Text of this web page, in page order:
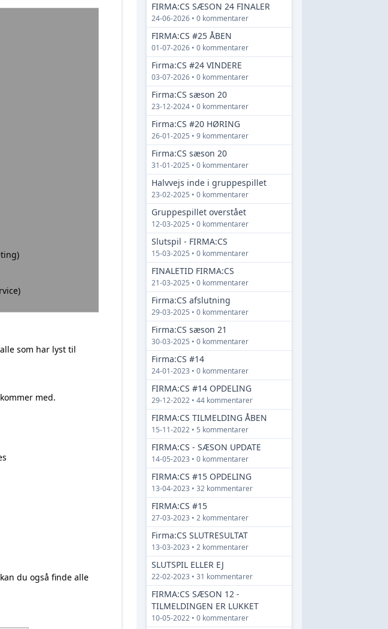
som har lyst til
med.
du også finde alle
FIRMA:CS SÆSON 24 FINALER
24-06-2026 • 0 kommentarer
FIRMA:CS #25 ÅBEN
01-07-2026 • 0 kommentarer
Firma:CS #24 VINDERE
03-07-2026 • 0 kommentarer
Firma:CS sæson 20
23-12-2024 • 0 kommentarer
Firma:CS #20 HØRING
26-01-2025 • 9 kommentarer
Firma:CS sæson 20
31-01-2025 • 0 kommentarer
Halvvejs inde i gruppespillet
23-02-2025 • 0 kommentarer
Gruppespillet overstået
12-03-2025 • 0 kommentarer
Slutspil - FIRMA:CS
15-03-2025 • 0 kommentarer
FINALETID FIRMA:CS
21-03-2025 • 0 kommentarer
Firma:CS afslutning
29-03-2025 • 0 kommentarer
Firma:CS sæson 21
30-03-2025 • 0 kommentarer
Firma:CS #14
24-01-2023 • 0 kommentarer
FIRMA:CS #14 OPDELING
29-12-2022 • 44 kommentarer
FIRMA:CS TILMELDING ÅBEN
15-11-2022 • 5 kommentarer
FIRMA:CS - SÆSON UPDATE
14-05-2023 • 0 kommentarer
FIRMA:CS #15 OPDELING
13-04-2023 • 32 kommentarer
FIRMA:CS #15
27-03-2023 • 2 kommentarer
Firma:CS SLUTRESULTAT
13-03-2023 • 2 kommentarer
SLUTSPIL ELLER EJ
22-02-2023 • 31 kommentarer
FIRMA:CS SÆSON 12 -
TILMELDINGEN ER LUKKET
10-05-2022 • 0 kommentarer